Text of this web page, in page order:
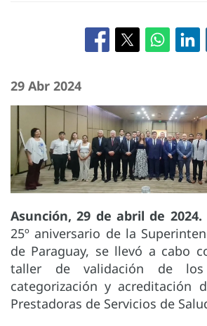
29 Abr 2024
Asunción, 29 de abril de 2024.
25º aniversario de la
de Paraguay, se llevó a cabo
taller de validación de los
categorización y acreditación
Prestadoras de Servicios de